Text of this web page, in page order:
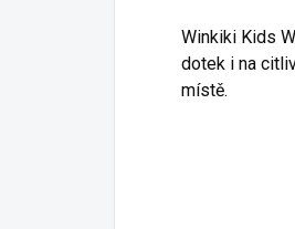
Winkiki Kids
dotek i na
místě.